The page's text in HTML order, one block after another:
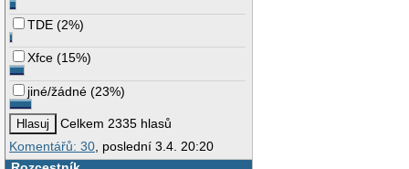
TDE (2%)
Xfce (15%)
jiné/žádné (23%)
Celkem 2335 hlasů
Komentářů: 30, poslední 3.4. 20:20